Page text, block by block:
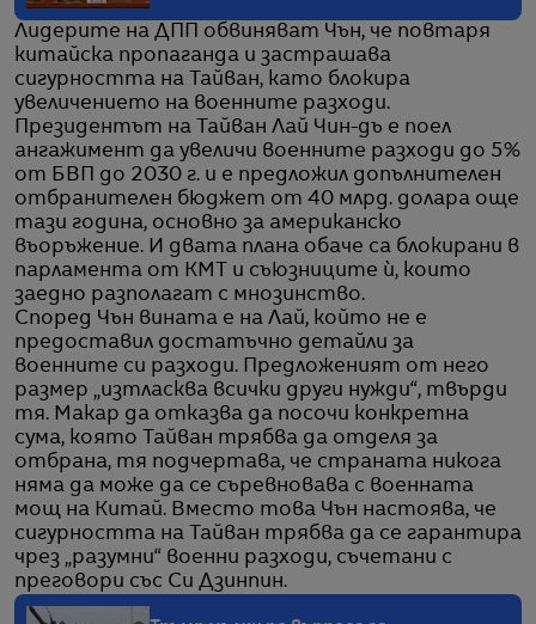
Лидерите на ДПП обвиняват Чън, че повтаря
китайска пропаганда и застрашава
сигурността на Тайван, като блокира
увеличението на военните разходи.
Президентът на Тайван Лай Чин-дъ е поел
ангажимент да увеличи военните разходи до 5%
от БВП до 2030 г. и е предложил допълнителен
отбранителен бюджет от 40 млрд. долара още
тази година, основно за американско
въоръжение. И двата плана обаче са блокирани в
парламента от КМТ и съюзниците ѝ, които
заедно разполагат с мнозинство.
Според Чън вината е на Лай, който не е
предоставил достатъчно детайли за
военните си разходи. Предложеният от него
размер „изтласква всички други нужди“, твърди
тя. Макар да отказва да посочи конкретна
сума, която Тайван трябва да отделя за
отбрана, тя подчертава, че страната никога
няма да може да се съревновава с военната
мощ на Китай. Вместо това Чън настоява, че
сигурността на Тайван трябва да се гарантира
чрез „разумни“ военни разходи, съчетани с
преговори със Си Дзинпин.